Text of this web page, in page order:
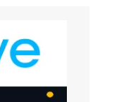
Good
adquisición de
y relaciones